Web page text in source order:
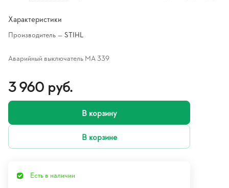
Характеристики
Производитель — STIHL
Аварийный выключатель MA 339
3 960 руб.
В корзину
В корзине
Есть в наличии